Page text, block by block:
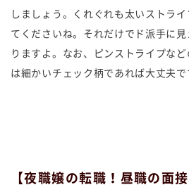
しましょう。くれぐれも太いストラ
てくださいね。それだけでド派手に
りますよ。なお、ピンストライプな
は細かいチェック柄であれば大丈夫で
【夜職嬢の転職！昼職の面